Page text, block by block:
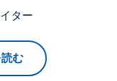
ター
む